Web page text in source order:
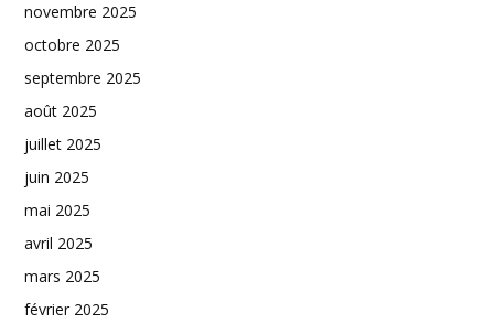
novembre 2025
octobre 2025
septembre 2025
août 2025
juillet 2025
juin 2025
mai 2025
avril 2025
mars 2025
février 2025